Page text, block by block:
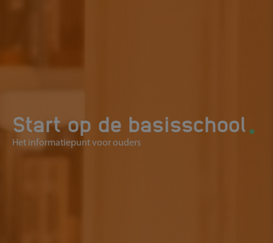
Start op de basisschool.
Het informatiepunt voor ouders